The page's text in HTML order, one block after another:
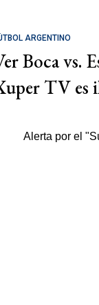
ARGENTINO
Boca vs.
TV es